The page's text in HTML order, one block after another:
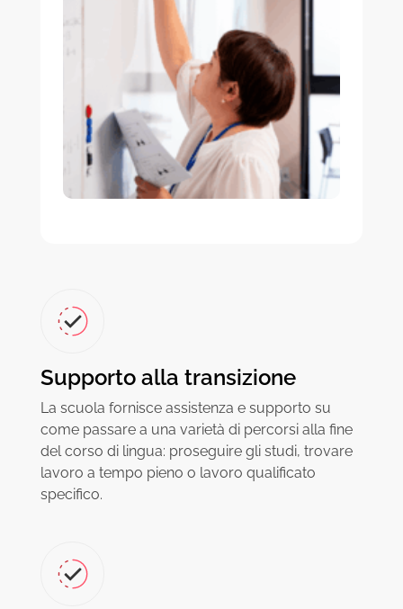
Supporto alla transizione
La scuola fornisce assistenza e supporto su
come passare a una varietà di percorsi alla fine
del corso di lingua: proseguire gli studi, trovare
lavoro a tempo pieno o lavoro qualificato
specifico.